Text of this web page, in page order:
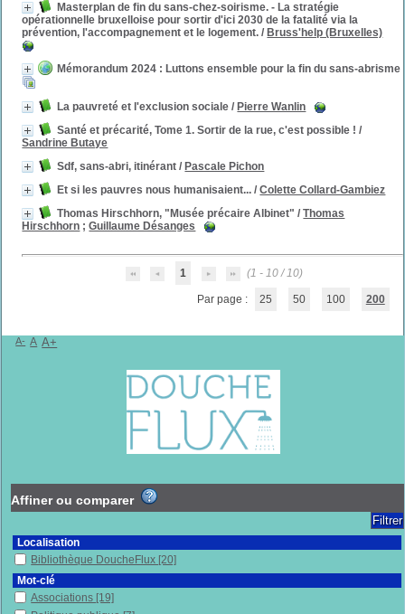
Masterplan de fin du sans-chez-soirisme. - La stratégie
opérationnelle bruxelloise pour sortir d'ici 2030 de la fatalité via la
prévention, l'accompagnement et le logement. / Bruss'help (Bruxelles)
Mémorandum 2024 : Luttons ensemble pour la fin du sans-abrisme
La pauvreté et l'exclusion sociale / Pierre Wanlin
Santé et précarité, Tome 1. Sortir de la rue, c'est possible ! /
Sandrine Butaye
Sdf, sans-abri, itinérant / Pascale Pichon
Et si les pauvres nous humanisaient... /Colette Collard-Gambiez
Thomas Hirschhorn, "Musée précaire Albinet" /Thomas
Hirschhorn ;Guillaume Désanges
1 (1 - 10 / 10)
Par page : 25 50 100 200
A- A A+
Affiner ou comparer
Localisation
Bibliothèque DoucheFlux [20]
Mot-clé
Associations [19]